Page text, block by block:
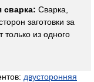
сварка: Сварка,
заготовки за
из одного
двусторонняя